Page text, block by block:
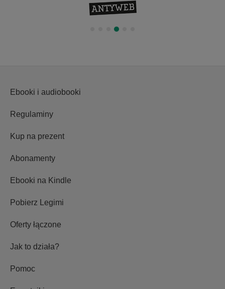
Ebooki i audiobooki
Regulaminy
Kup na prezent
Abonamenty
Ebooki na Kindle
Pobierz Legimi
Oferty łączone
Jak to działa?
Pomoc